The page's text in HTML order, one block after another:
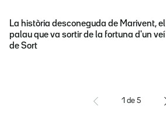
La història desconeguda de Marivent, el
palau que va sortir de la fortuna d'un veí
de Sort
1 de 5